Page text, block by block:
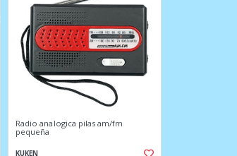
Radio analogica pilas am/fm
pequeña
KUKEN